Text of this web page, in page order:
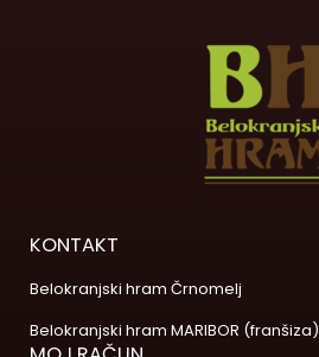
KONTAKT
Belokranjski hram Črnomelj
Belokranjski hram MARIBOR (franšiza)